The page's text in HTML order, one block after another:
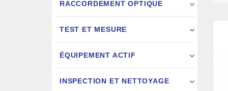
RACCORDEMENT OPTIQUE
TEST ET MESURE
ÉQUIPEMENT ACTIF
INSPECTION ET NETTOYAGE